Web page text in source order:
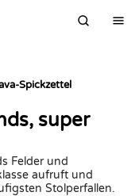
Spickzettel
super
Felder und
aufruft und
Stolperfallen.